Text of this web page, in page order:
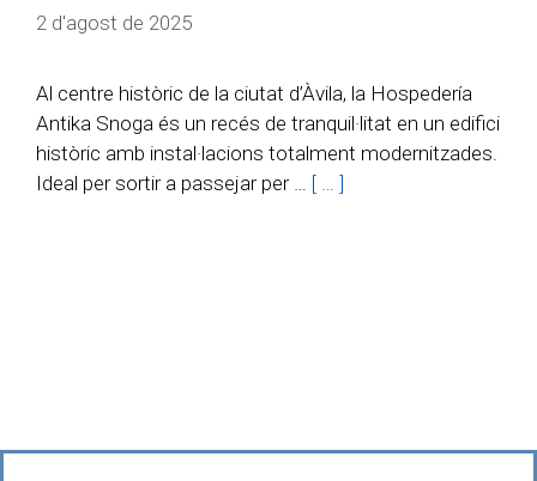
2 d'agost de 2025
Al centre històric de la ciutat d’Àvila, la Hospedería
Antika Snoga és un recés de tranquil·litat en un edifici
històric amb instal·lacions totalment modernitzades.
Ideal per sortir a passejar per … [ … ]